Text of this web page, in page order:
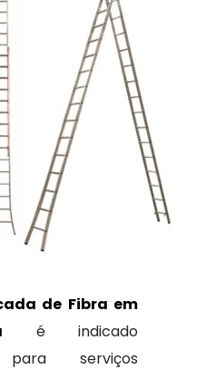
de Fibra em
é indicado
para serviços